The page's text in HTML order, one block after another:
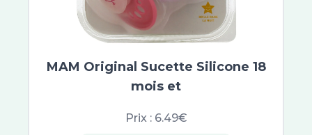
Stérimar
Cinq sur Cinq
Apaisyl
Insect Ecran
Laboratoires Fumouze
MAM Original Sucette Silicone 18
mois et
Prix : 6.49€